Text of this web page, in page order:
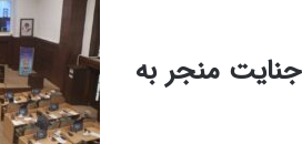
منجر به